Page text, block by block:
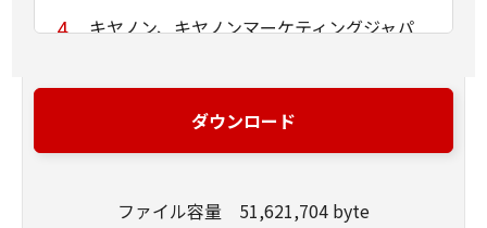
キヤノン、キヤノンマーケティングジャパ
は、本ソフトウェアがユーザーの特定の目
的のために適当であること、もしくは有用
ていかなる保証もいたしません。
ダウンロード
ファイル容量 51,621,704 byte